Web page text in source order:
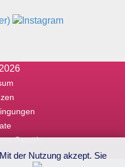
Gewähr
der Nutzung akzept. Sie